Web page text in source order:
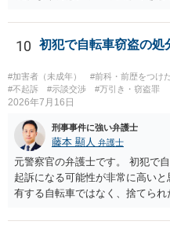
ず、当事者で解決した事例を知
思います。
10 初犯で自転車窃盗の処
#加害者（未成年） #前科・前歴をつけ
#不起訴
#示談交渉 #万引き・窃盗罪
2026年7月16日
刑事事件に強い弁護士
藤本 顯人 弁護士
元警察官の弁護士です。 初犯で
起訴になる可能性が非常に高い
有する自転車ではなく、捨てら